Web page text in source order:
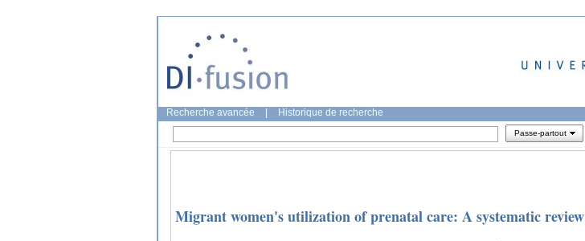
Recherche avancée Historique de recherche
Passe-partout
Migrant women's utilization of prenatal care: A systematic review